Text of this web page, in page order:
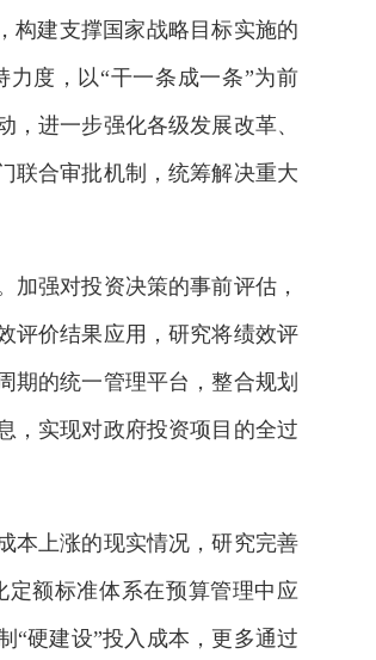
构建支撑国家战略目标实施的
度，以“干一条成一条”为前
进一步强化各级发展改革、
联合审批机制，统筹解决重大
强对投资决策的事前评估，
评价结果应用，研究将绩效评
期的统一管理平台，整合规划
，实现对政府投资项目的全过
本上涨的现实情况，研究完善
额标准体系在预算管理中应
“硬建设”投入成本，更多通过